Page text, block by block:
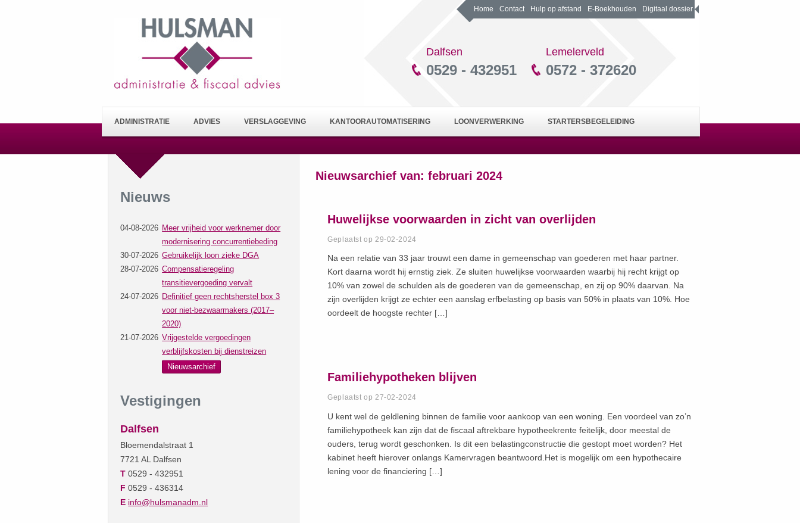
Home Contact Hulp op afstand E-Boekhouden Digitaal dossier
Dalfsen
0529 - 432951
Lemelerveld
0572 - 372620
ADMINISTRATIE ADVIES VERSLAGGEVING KANTOORAUTOMATISERING LOONVERWERKING STARTERSBEGELEIDING
Nieuws
04-08-2026 Meer vrijheid voor werknemer door
modernisering concurrentiebeding
30-07-2026 Gebruikelijk loon zieke DGA
28-07-2026 Compensatieregeling
transitievergoeding vervalt
24-07-2026 Definitief geen rechtsherstel box 3
voor niet-bezwaarmakers (2017–
2020)
21-07-2026 Vrijgestelde vergoedingen
verblijfskosten bij dienstreizen
Nieuwsarchief
Vestigingen
Dalfsen
Bloemendalstraat 1
7721 AL Dalfsen
T 0529 - 432951
F 0529 - 436314
E info@hulsmanadm.nl
Nieuwsarchief van: februari 2024
Huwelijkse voorwaarden in zicht van overlijden
Geplaatst op 29-02-2024
Na een relatie van 33 jaar trouwt een dame in gemeenschap van goederen met haar partner.
Kort daarna wordt hij ernstig ziek. Ze sluiten huwelijkse voorwaarden waarbij hij recht krijgt op
10% van zowel de schulden als de goederen van de gemeenschap, en zij op 90% daarvan. Na
zijn overlijden krijgt ze echter een aanslag erfbelasting op basis van 50% in plaats van 10%. Hoe
oordeelt de hoogste rechter […]
Familiehypotheken blijven
Geplaatst op 27-02-2024
U kent wel de geldlening binnen de familie voor aankoop van een woning. Een voordeel van zo’n
familiehypotheek kan zijn dat de fiscaal aftrekbare hypotheekrente feitelijk, door meestal de
ouders, terug wordt geschonken. Is dit een belastingconstructie die gestopt moet worden? Het
kabinet heeft hierover onlangs Kamervragen beantwoord.Het is mogelijk om een hypothecaire
lening voor de financiering […]